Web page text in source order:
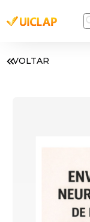
VOLTAR